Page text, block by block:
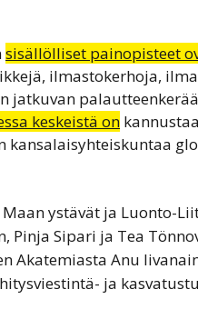
sisällölliset painopisteet
ilmastokerhoja,
jatkuvan
keskeistä on
ystävät ja Luonto-
Sipari ja Tea
Akatemiasta Anu
ja